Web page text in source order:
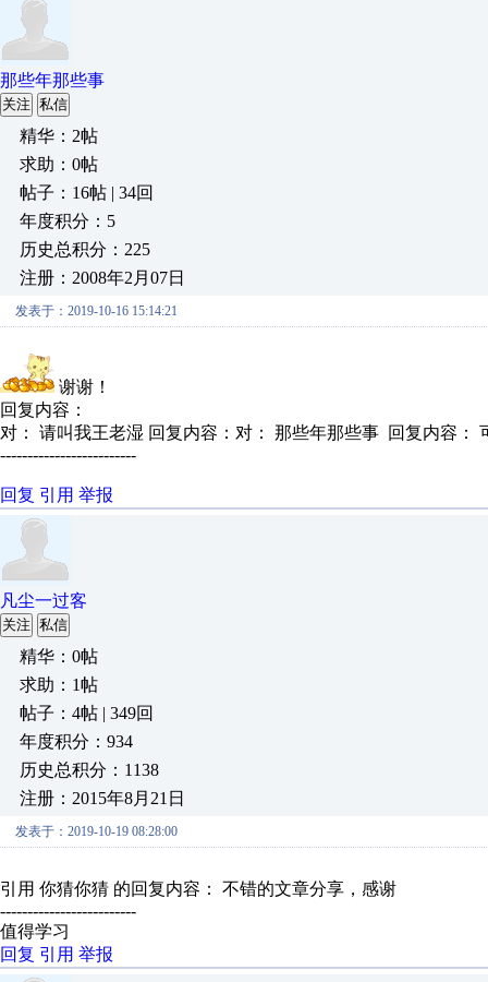
那些年那些事
关注 私信
精华：2帖
求助：0帖
帖子：16帖 | 34回
年度积分：5
历史总积分：225
注册：2008年2月07日
发表于：2019-10-16 15:14:21
谢谢！
回复内容：
对： 请叫我王老湿 回复内容：对： 那些年那些事 回复内容：
-------------------------
回复 引用 举报
凡尘一过客
关注 私信
精华：0帖
求助：1帖
帖子：4帖 | 349回
年度积分：934
历史总积分：1138
注册：2015年8月21日
发表于：2019-10-19 08:28:00
引用 你猜你猜 的回复内容： 不错的文章分享，感谢
-------------------------
值得学习
回复 引用 举报